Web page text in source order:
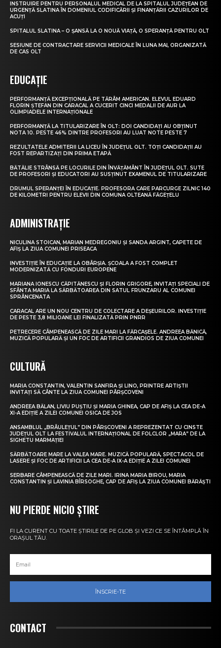
INSTRUIRE PENTRU PERSONALUL MEDICAL DE LA SPITALUL JUDEȚEAN DE
URGENȚĂ SLATINA ÎN DOMENIUL CODIFICĂRII ȘI FINANȚĂRII CAZURILOR DE
ACUȚI
SPITALUL SLATINA – O ȘANSĂ LA O NOUĂ VIAȚĂ, O SPERANȚĂ PENTRU OLT
SESIUNE DE CONTRACTARE SERVICII MEDICALE ÎN LUNA MAI, ORGANIZATĂ
DE CAS OLT
EDUCAȚIE
PERFORMANȚĂ EXCEPȚIONALĂ PE TĂRÂM AMERICAN. ELEVUL EDUARD
FLORIN ȘTEFAN DIN CARACAL A CUCERIT CINCI MEDALII DE AUR LA
OLIMPIADELE INTERNAȚIONALE
PERFORMANȚĂ LA TITULARIZARE ÎN OLT: DOI CANDIDAȚI AU OBȚINUT
NOTA 10. PESTE 46% DINTRE PROFESORI AU LUAT NOTE PESTE 7
REZULTATELE ADMITERII LA LICEU ÎN JUDEȚUL OLT. TOȚI CANDIDAȚII AU
FOST REPARTIZAȚI DIN PRIMA ETAPĂ
BĂTĂLIE STRÂNSĂ PE LOCURILE DIN ÎNVĂȚĂMÂNT ÎN JUDEȚUL OLT. SUTE
DE PROFESORI ȘI EDUCATORI AU SUSȚINUT EXAMENUL DE TITULARIZARE
DRUMUL SPERANȚEI ÎN EDUCAȚIE. PROFESORA CARE PARCURGE ZILNIC 140
DE KILOMETRI PENTRU ELEVII DIN COMUNA OLTEANĂ FĂGEȚELU
ADMINISTRAȚIE
NICULINA STOICAN, MARIAN MEDREGONIU ȘI SANDA ARGINT, CAPETE DE
AFIȘ LA ZIUA COMUNEI PRISEACA
INVESTIȚIE ÎN EDUCAȚIE LA OBÂRȘIA. ȘCOALA A FOST COMPLET
MODERNIZATĂ CU FONDURI EUROPENE
MARIANA IONESCU CĂPITĂNESCU ȘI FLORIN GRIGORE, INVITAȚI SPECIALI DE
SFÂNTA MARIA LA SĂRBĂTOAREA DIN SATUL FRUNZARU AL COMUNEI
SPRÂNCENATA
CARACAL ARE UN NOU CENTRU DE COLECTARE A DEȘEURILOR. INVESTIȚIE
DE PESTE 3,8 MILIOANE LEI FINALIZATĂ PRIN PNRR
PETRECERE CÂMPENEASCĂ DE ZILE MARI LA FĂRCAȘELE. ANDREEA BĂNICĂ,
MUZICĂ POPULARĂ ȘI UN FOC DE ARTIFICII GRANDIOS DE ZIUA COMUNEI
CULTURĂ
MARIA CONSTANTIN, VALENTIN SANFIRA ȘI LINO, PRINTRE ARTIȘTII
INVITAȚI SĂ CÂNTE LA ZIUA COMUNEI PÂRȘCOVENI
ANDREEA BĂLAN, LIVIU PUȘTIU ȘI MARIA GHINEA, CAP DE AFIȘ LA CEA DE-A
XI-A EDIȚIE A ZILEI COMUNEI OSICA DE JOS
ANSAMBLUL „BRÂULEȚUL” DIN PÂRȘCOVENI A REPREZENTAT CU CINSTE
JUDEȚUL OLT LA FESTIVALUL INTERNAȚIONAL DE FOLCLOR „MARA” DE LA
SIGHETU MARMAȚIEI
SĂRBĂTOARE MARE LA VALEA MARE. MUZICĂ POPULARĂ, SPECTACOL DE
LASERE ȘI FOC DE ARTIFICII LA CEA DE-A IX-A EDIȚIE A ZILEI COMUNEI
SERBARE CÂMPENEASCĂ DE ZILE MARI. IRINA MARIA BIROU, MARIA
CONSTANTIN ȘI LAVINIA BÎRSOGHE, CAP DE AFIȘ LA ZIUA COMUNEI BĂRĂȘTI
NU PIERDE NICIO ȘTIRE
FI LA CURENT CU TOATE ȘTIRILE DE PE GLOB ȘI VEZI CE SE ÎNTÂMPLĂ ÎN
ORAȘUL TĂU.
ÎNSCRIE-TE
CONTACT